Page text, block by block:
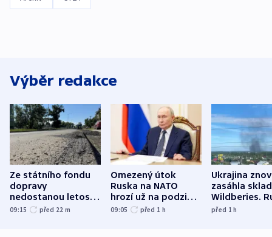
Výběr redakce
Ze státního fondu
dopravy
nedostanou letos
kraje na silnice ani
09:15 před 22 m
Omezený útok
Ruska na NATO
hrozí už na podzim,
varují tajné služby
09:05 před 1 h
Ukrajina
zasáhla
Wildberies.
útočili v
před 1h